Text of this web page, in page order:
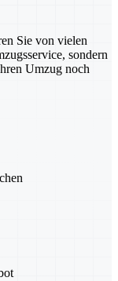
Sie von vielen
sondern
Umzug noch